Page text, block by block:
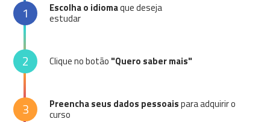
1 Escolha o idiomaque deseja
estudar
2 Clique no botão "Quero saber mais"
3 Preencha seus dados pessoaispara adquirir o
curso